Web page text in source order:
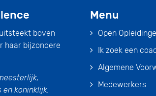
boven
haar bijzondere
koninklijk.
Menu
Open
Ik zoek een
Algemene
Medewerkers